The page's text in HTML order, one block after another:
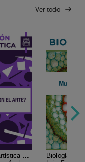
Ver todo
Formación artística 1. ¿Y tú, qué con el arte?